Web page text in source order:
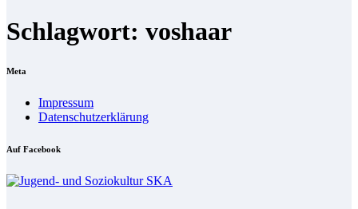
Schlagwort: voshaar
Me­ta
Im­pres­sum
Da­ten­schutz­er­klä­rung
Auf Face­book